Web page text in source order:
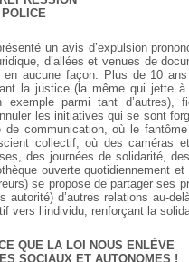
POLICE
un avis d’expulsion
d’allées et venues de
aucune façon. Plus de 10
la justice (la même qui jette
exemple parmi tant d’autres),
les initiatives qui se sont
communication, où le
collectif, où des
des journées de solidarité,
ouverte quotidiennement
se propose de partager ses
autorité) d’autres relations au-
vers l’individu, renforçant la
QUE LA LOI NOUS ENLÈVE
SOCIAUX ET AUTONOMES !